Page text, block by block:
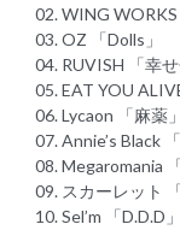
02. WING WORKS
03. OZ 「Dolls」
04. RUVISH 「幸せ
05. EAT YOU
06. Lycaon 「麻薬」
07. Annie’s Black
08. Megaromania
09. スカーレット
10. Sel’m 「D.D.D」